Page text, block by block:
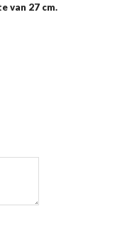
van 27 cm.